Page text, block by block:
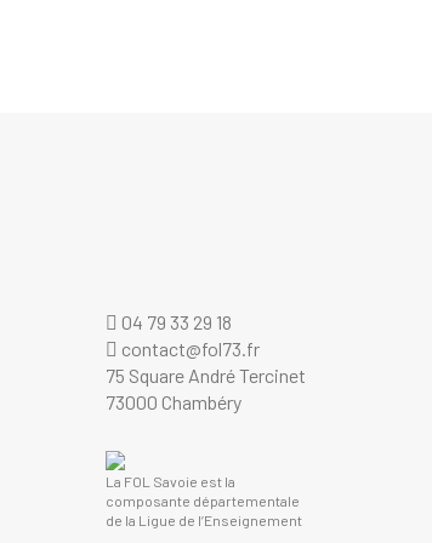
04 79 33 29 18
contact@fol73.fr
75 Square André Tercinet
73000 Chambéry
La FOL Savoie est la
composante départementale
de la Ligue de l’Enseignement